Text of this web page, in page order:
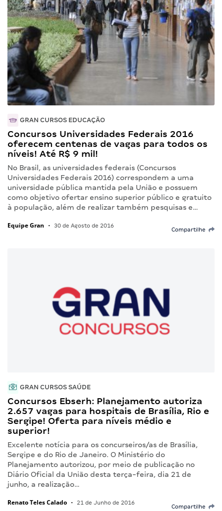
GRAN CURSOS EDUCAÇÃO
Concursos Universidades Federais 2016
oferecem centenas de vagas para todos os
níveis! Até R$ 9 mil!
No Brasil, as universidades federais (Concursos
Universidades Federais 2016) correspondem a uma
universidade pública mantida pela União e possuem
como objetivo ofertar ensino superior público e gratuito
à população, além de realizar também pesquisas e…
Equipe Gran • 30 de Agosto de 2016
Compartilhe
GRAN CURSOS SAÚDE
Concursos Ebserh: Planejamento autoriza
2.657 vagas para hospitais de Brasília, Rio e
Sergipe! Oferta para níveis médio e
superior!
Excelente notícia para os concurseiros/as de Brasília,
Sergipe e do Rio de Janeiro. O Ministério do
Planejamento autorizou, por meio de publicação no
Diário Oficial da União desta terça-feira, dia 21 de
junho, a realização…
Renato Teles Calado • 21 de Junho de 2016
Compartilhe